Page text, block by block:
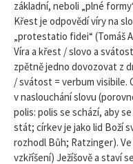
základní, neboli „plné
Křest je odpovědí víry na
„protestatio fidei“ (Tomáš
Víra a křest / slovo a
zpětně jedno dovozovat z
/ svátost = verbum visibile.
v naslouchání slovu
polis: polis se schází, aby
stát; církev je jako lid Boží
rozhodl Bůh; Ratzinger).
vzkříšení) Ježíšově a staví